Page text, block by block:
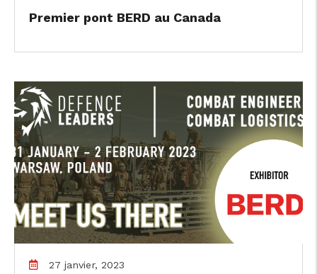
Premier pont BERD au Canada
27 janvier, 2023